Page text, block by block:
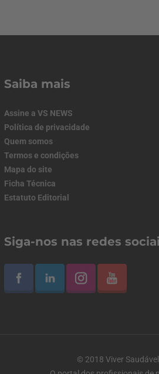
Saiba mais
Assine a VS NEWS
Política de privacidade
Quem somos
Termos e condições
Mapa do site
Ficha Técnica
Estatuto Editorial
Siga-nos nas redes
© 2018 Viver Saudável